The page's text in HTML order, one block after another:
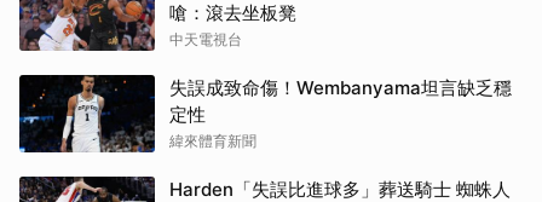
嗆：滾去坐板凳
中天電視台
失誤成致命傷！Wembanyama坦言缺乏穩
定性
緯來體育新聞
Harden「失誤比進球多」葬送騎士 蜘蛛人
取消